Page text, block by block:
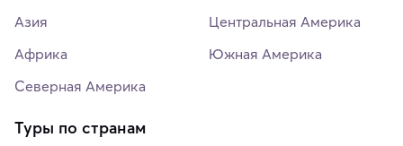
Азия
Африка
Северная Америка
Центральная Америка
Южная Америка
Туры по странам